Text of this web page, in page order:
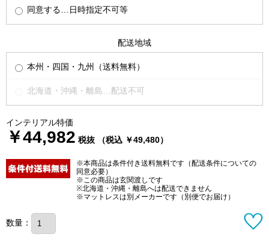
同意する…日時指定不可等
配送地域
本州・四国・九州（送料無料）
北海道・沖縄・離島…配送不可
インテリアル特価
￥44,982 税抜 （税込 ￥49,480）
※本商品は条件付き送料無料です（配送条件についての
同意必要）
※この商品は玄関渡しです
※北海道・沖縄・離島へは配送できません
※マットレスは別メーカーです（別便でお届け）
数量：